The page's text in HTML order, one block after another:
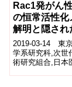
Rac1発がん
の恒常活性化
解明と隠され
位の発見
2019-03-14 東
学系研究科,次世
術研究組合,日本